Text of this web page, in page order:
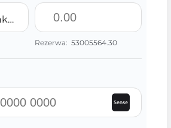
Sense Bank UAH
Rezerwa: 53005564.30